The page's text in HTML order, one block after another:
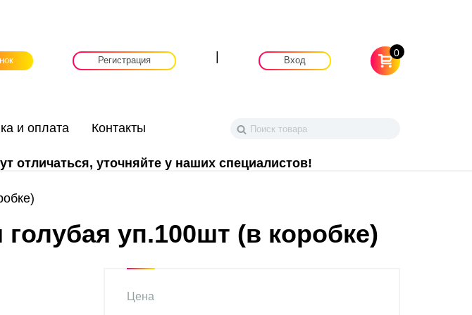
Регистрация Вход
0
и оплата Контакты
отличаться, уточняйте у наших специалистов!
уп.100шт (в коробке)
Цена